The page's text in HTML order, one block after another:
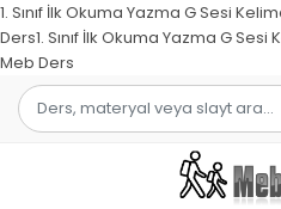
1. Sınıf İlk Okuma Yazma G Sesi
Ders1. Sınıf İlk Okuma Yazma G
Meb Ders